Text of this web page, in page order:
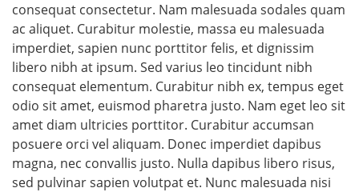
consequat consectetur. Nam malesuada sodales quam
ac aliquet. Curabitur molestie, massa eu malesuada
imperdiet, sapien nunc porttitor felis, et dignissim
libero nibh at ipsum. Sed varius leo tincidunt nibh
consequat elementum. Curabitur nibh ex, tempus eget
odio sit amet, euismod pharetra justo. Nam eget leo sit
amet diam ultricies porttitor. Curabitur accumsan
posuere orci vel aliquam. Donec imperdiet dapibus
magna, nec convallis justo. Nulla dapibus libero risus,
sed pulvinar sapien volutpat et. Nunc malesuada nisi